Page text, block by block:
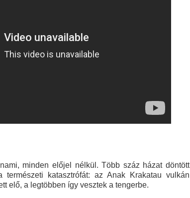
minden előjel nélkül. Több száz házat döntött
természeti katasztrófát: az Anak Krakatau vulkán
elő, a legtöbben így vesztek a tengerbe.